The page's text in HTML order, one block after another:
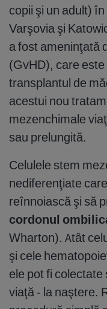
copii şi un adult)
Varşovia şi
a fost ameninţată
(GvHD), care
transplantul de
acestui nou
mezenchimale
sau prelungită.
Celulele stem
nediferenţiate
reînnoiască şi să
cordonul
Wharton). Atât
şi cele
ele pot fi
viaţă - la naştere.